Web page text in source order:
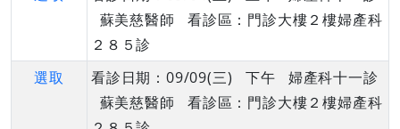
蘇美慈醫師 看診區：門診大樓２樓婦產科
２８５診
選取
看診日期：09/09(三) 下午 婦產科十一診
蘇美慈醫師 看診區：門診大樓２樓婦產科